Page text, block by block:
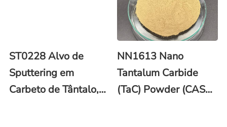
ST0228 Alvo de
Sputtering em
Carbeto de Tântalo,
NN1613 Nano
Tantalum Carbide
(TaC) Powder (CAS